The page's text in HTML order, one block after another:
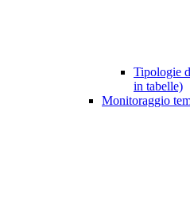
Tipologie
in tabelle)
Monitoraggio